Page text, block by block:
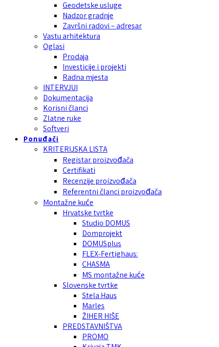
Geodetske usluge
Nadzor gradnje
Završni radovi – adresar
Vastu arhitektura
Oglasi
Prodaja
Investicije i projekti
Radna mjesta
INTERVJUI
Dokumentacija
Korisni članci
Zlatne ruke
Softveri
Ponuđači
KRITERIJSKA LISTA
Registar proizvođača
Certifikati
Recenzije proizvođača
Referentni članci proizvođača
Montažne kuće
Hrvatske tvrtke
Studio DOMUS
Domprojekt
DOMUSplus
FLEX-Fertighaus:
CHASMA
MS montažne kuće
Slovenske tvrtke
Stela Haus
Marles
ŽIHER HIŠE
PREDSTAVNIŠTVA
PROMO